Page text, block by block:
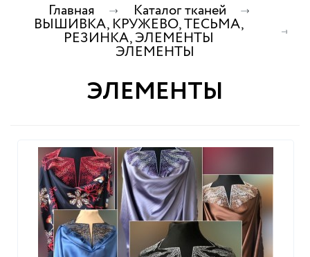
Главная Каталог тканей
ВЫШИВКА, КРУЖЕВО, ТЕСЬМА,
РЕЗИНКА, ЭЛЕМЕНТЫ
ЭЛЕМЕНТЫ
ЭЛЕМЕНТЫ